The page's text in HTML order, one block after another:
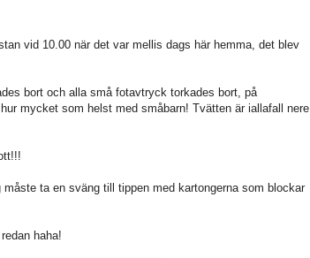
vid 10.00 när det var mellis dags här hemma, det blev
bort och alla små fotavtryck torkades bort, på
mycket som helst med småbarn! Tvätten är iallafall nere
ta en sväng till tippen med kartongerna som blockar
haha!